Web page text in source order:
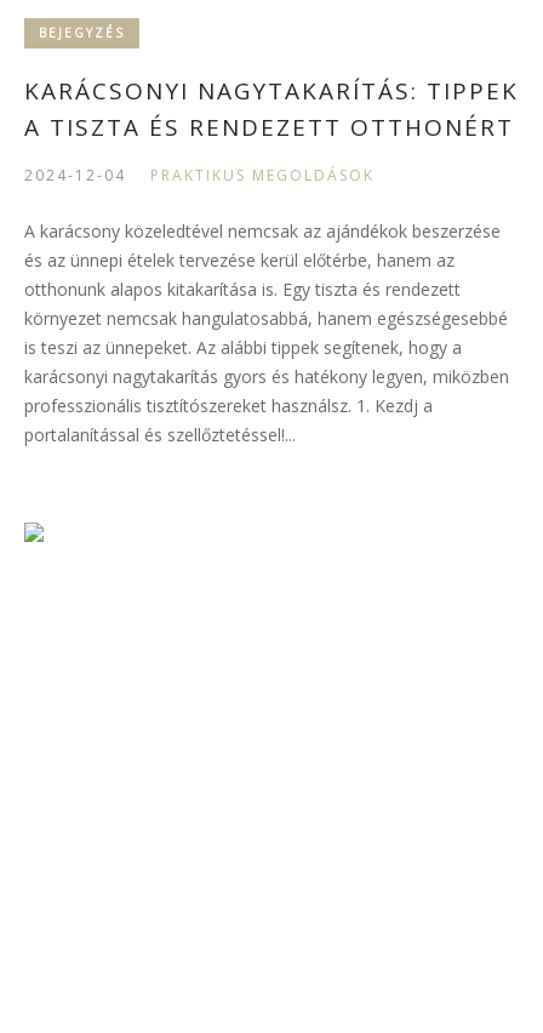
BEJEGYZÉS
KARÁCSONYI NAGYTAKARÍTÁS: TIPPEK
A TISZTA ÉS RENDEZETT OTTHONÉRT
2024-12-04 PRAKTIKUS MEGOLDÁSOK
A karácsony közeledtével nemcsak az ajándékok beszerzése
és az ünnepi ételek tervezése kerül előtérbe, hanem az
otthonunk alapos kitakarítása is. Egy tiszta és rendezett
környezet nemcsak hangulatosabbá, hanem egészségesebbé
is teszi az ünnepeket. Az alábbi tippek segítenek, hogy a
karácsonyi nagytakarítás gyors és hatékony legyen, miközben
professzionális tisztítószereket használsz. 1. Kezdj a
portalanítással és szellőztetéssel!...